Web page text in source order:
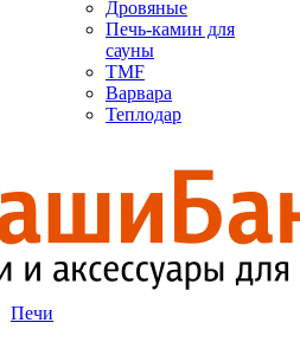
Дровяные
Печь-камин для
сауны
TMF
Варвара
Теплодар
Печи